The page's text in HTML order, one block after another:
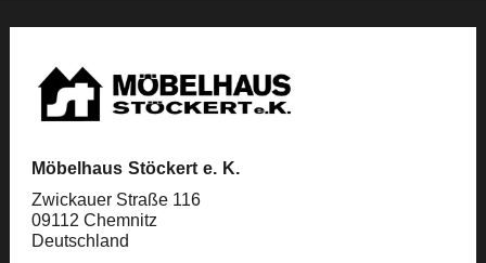
Möbelhaus Stöckert e. K.
Zwickauer Straße 116
09112 Chemnitz
Deutschland